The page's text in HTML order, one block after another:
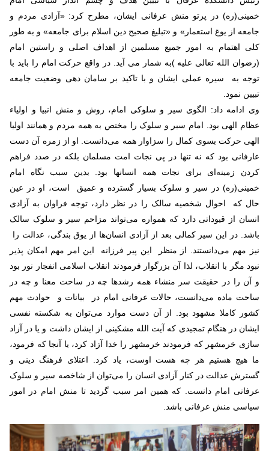
خمینی(ره) در پرتو منش عرفانی ایشان، مطرح کرد: «آزادی مردم و
جامعه از یوغ استعمار» و «تبلیغ صحیح دین اسلام برای جامعه» و به طور
کلی اهتمام به امور جمیع مسلمین از اهداف اصلی و راستین امام
(رضوان الله تعالی علیه )به شمار می آید. در واقع حرکت امام را باید با
توجه به سیره عملی ایشان و با تاکید بر سامان دهی وضعیت جامعه
تبیین نمود.
وی ادامه داد: الگوی سیر و سلوکی امام، روش و منش انبیا و اولیاء
عظام الهی بود. امام سیر و سلوک را مختص به همه مردم و همانند اولیا
الهی حرکت بسوی کمال را سزاوار همه می‌دانست. او از زمره آن دست
عارفانی بود که نه تنها ‌در پی نجات امت مسلمان بلکه در صدد فراهم
کردن زمینه‌ای برای نجات همه انسانها بود. بدین سبب نگاه امام
خمینی(ره) در سیر و سلوک بسیار گسترده و عمیق است، او در عین
حال که احوال شخصیه سالک را در نظر دارد، توجه فراوان به آزادی
انسان از قیوداتی دارد که همواره می‌تواند مزاحم سیر و سلوک سالک
باشد. در این سیر کمالی بعد از آزادی انسان‌ها از یوق بندگی، عدالت را
نیز مهم می‌دانستند. از منظر این پیر فرزانه این امر مهم امکان پذیر
نبود مگر با انقلاب، لذا آن بزرگوار فرمودند انقلاب اسلامی انفجار نور بود
و آن را در حقیقت سر منشاء همه رشد‌ها چه در ساحت معنا و چه در
ساحت ماده می‌دانست، حالات عرفانی امام در بیانات و حوادث مهم
کشور کاملا مشهود بود. از آن دست موارد می‌توان به شکسته نفسی
ایشان در هنگام تمجیدی که آیت الله مشکینی از ایشان داشت و یا در آزاد
سازی خرمشهر که فرمودند خرمشهر را خدا آزاد کرد، یا آنجا که فرمود،
ما هیچ هستیم هر چه هست اوست، یاد کرد. اعتلای فرهنگ دینی و
گسترش عدالت در کنار آزادی انسان را می‌توان از شاخصه سیر و سلوک
عرفانی امام دانست. که همین امر سبب گردید تا منش امام در امور
سیاسی منش عرفانی باشد.